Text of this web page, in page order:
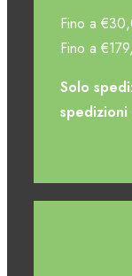
Fino a
Fino a
Solo